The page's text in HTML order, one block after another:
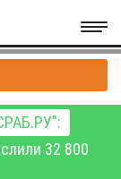
32 800